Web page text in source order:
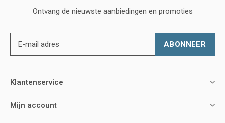
Ontvang de nieuwste aanbiedingen en promoties
ABONNEER
Klantenservice
Mijn account